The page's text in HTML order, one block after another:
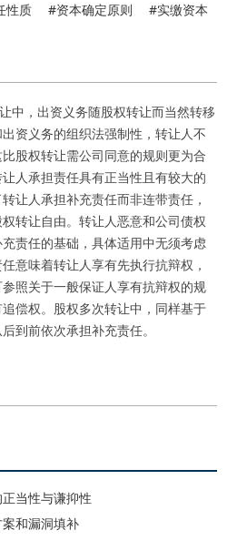
性质 #资本确定原则 #实缴资本
，出资义务随股权转让而当然转移
资义务的组织法强制性，转让人不
股权转让需公司同意的规则更为合
人承担责任具有正当性且有较大的
让人承担补充责任而非连带责任，
转让自由。转让人恶意和公司债权
责任的基础，具体适用中无须考虑
意味着转让人享有先执行抗辩权，
照关于一般保证人享有抗辩权的规
偿权。股权多次转让中，同样基于
到前依次承担补充责任。
当性与谦抑性
和漏洞填补